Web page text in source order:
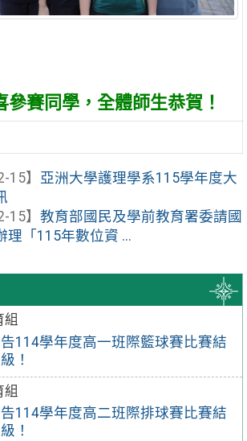
組
告114學年度高一班際籃球賽比賽結
！
組
告114學年度高二班際排球賽比賽結
！
參賽同學，全體師生恭賀！
15】 亞洲大學護理學系115學年度大
15】 教育部國民及學前教育署委請國
理「115年數位資 ...